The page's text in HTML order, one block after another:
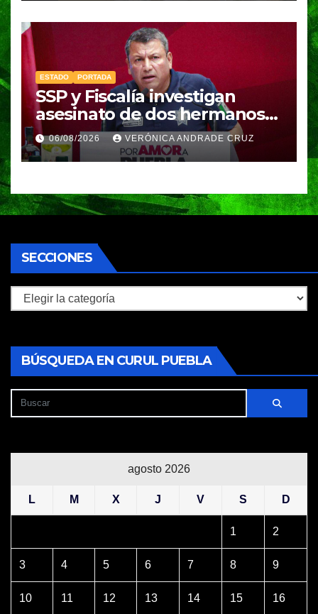
ESTADO PORTADA
SSP y Fiscalía investigan
asesinato de dos hermanos
en Huixcolotla; refuerzan
seguridad en la Central de
Abasto
06/08/2026 VERÓNICA ANDRADE CRUZ
SECCIONES
Secciones
BÚSQUEDA EN CURUL PUEBLA
agosto 2026
L M X J V S D
1 2
3 4 5 6 7 8 9
10 11 12 13 14 15 16